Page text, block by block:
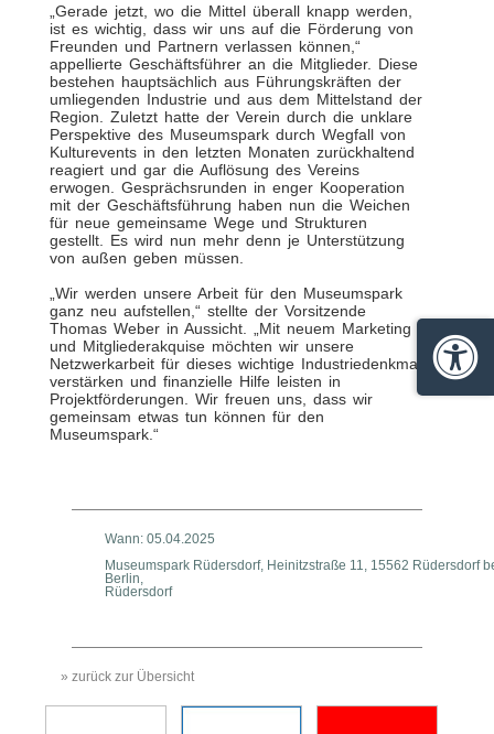
„Gerade jetzt, wo die Mittel überall knapp werden,
ist es wichtig, dass wir uns auf die Förderung von
Freunden und Partnern verlassen können,“
appellierte Geschäftsführer an die Mitglieder. Diese
bestehen hauptsächlich aus Führungskräften der
umliegenden Industrie und aus dem Mittelstand der
Region. Zuletzt hatte der Verein durch die unklare
Perspektive des Museumspark durch Wegfall von
Kulturevents in den letzten Monaten zurückhaltend
reagiert und gar die Auflösung des Vereins
erwogen. Gesprächsrunden in enger Kooperation
mit der Geschäftsführung haben nun die Weichen
für neue gemeinsame Wege und Strukturen
gestellt. Es wird nun mehr denn je Unterstützung
von außen geben müssen.
„Wir werden unsere Arbeit für den Museumspark
ganz neu aufstellen,“ stellte der Vorsitzende
Thomas Weber in Aussicht. „Mit neuem Marketing
und Mitgliederakquise möchten wir unsere
Netzwerkarbeit für dieses wichtige Industriedenkmal
verstärken und finanzielle Hilfe leisten in
Projektförderungen. Wir freuen uns, dass wir
gemeinsam etwas tun können für den
Museumspark.“
Wann: 05.04.2025
Museumspark Rüdersdorf, Heinitzstraße 11, 15562 Rüdersdorf
Berlin,
Rüdersdorf
» zurück zur Übersicht